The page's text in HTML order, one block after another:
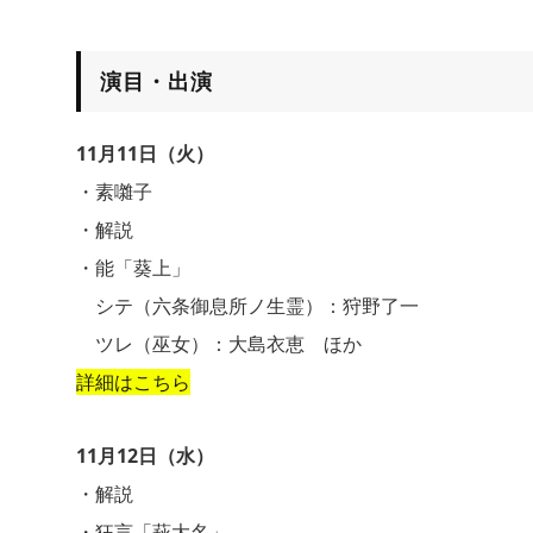
演目・出演
11月11日（火）
・素囃子
・解説
・能「葵上」
シテ（六条御息所ノ生霊）：狩野了一
ツレ（巫女）：大島衣恵 ほか
詳細はこちら
11月12日（水）
・解説